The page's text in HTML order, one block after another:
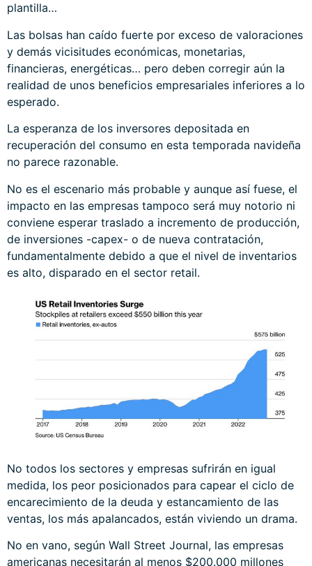
plantilla…
Las bolsas han caído fuerte por exceso de valoraciones
y demás vicisitudes económicas, monetarias,
financieras, energéticas… pero deben corregir aún la
realidad de unos beneficios empresariales inferiores a lo
esperado.
La esperanza de los inversores depositada en
recuperación del consumo en esta temporada navideña
no parece razonable.
No es el escenario más probable y aunque así fuese, el
impacto en las empresas tampoco será muy notorio ni
conviene esperar traslado a incremento de producción,
de inversiones -capex- o de nueva contratación,
fundamentalmente debido a que el nivel de inventarios
es alto, disparado en el sector retail.
No todos los sectores y empresas sufrirán en igual
medida, los peor posicionados para capear el ciclo de
encarecimiento de la deuda y estancamiento de las
ventas, los más apalancados, están viviendo un drama.
No en vano, según Wall Street Journal, las empresas
americanas necesitarán al menos $200.000 millones